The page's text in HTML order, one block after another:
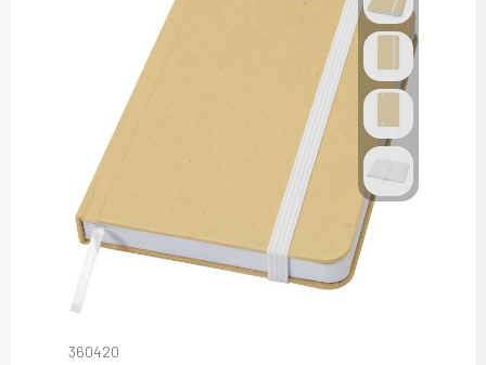
360420